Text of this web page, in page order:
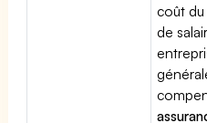
coût
de